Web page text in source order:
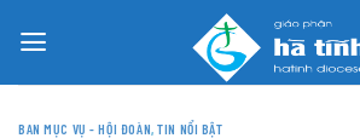
BAN MỤC VỤ - HỘI ĐOÀN,TIN NỔI BẬT